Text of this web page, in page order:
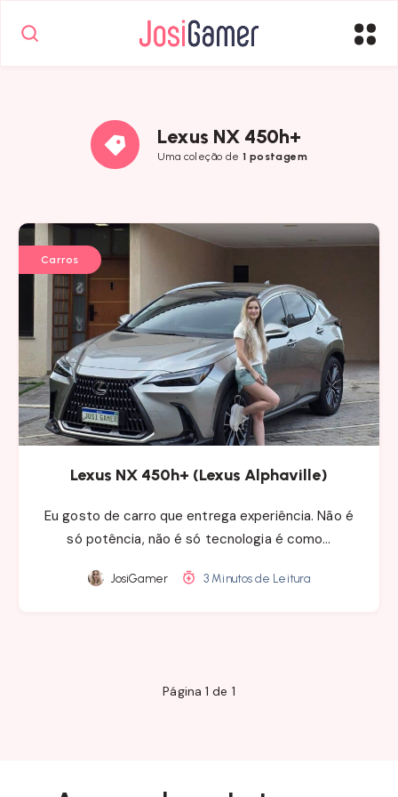
Lexus NX 450h+
Uma coleção de 1 postagem
Carros
Lexus NX 450h+ (Lexus Alphaville)
Eu gosto de carro que entrega experiência. Não é
só potência, não é só tecnologia é como…
JosiGamer 3 Minutos de Leitura
Página 1 de 1